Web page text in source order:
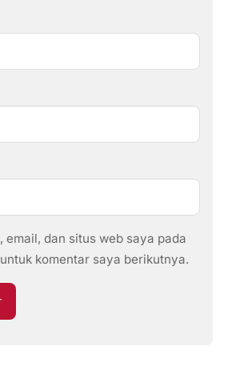
email, dan situs web saya pada
komentar saya berikutnya.